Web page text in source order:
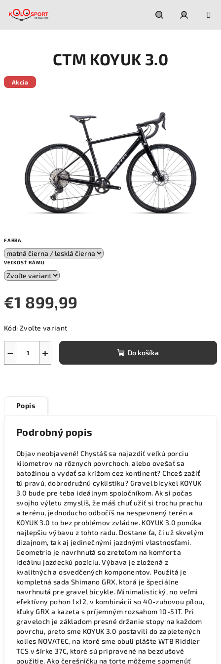
Hľadať
FARBA
VEĽKOSŤ RÁMU
€1 899,99
cena:
Kód: Zvoľte variant
+
− Do košíka
CTM KOYUK 3.0
Akcia
Popis
Podrobný popis
Objav neobjavené! Chystáš sa najazdiť veľkú porciu
kilometrov na rôznych povrchoch, alebo ovešať sa
batožinou a vydať sa krížom cez kontinent? Chceš zažiť
tú pravú, dobrodružnú cyklistiku? Gravel bicykel KOYUK
3.0 bude pre teba ideálnym spoločníkom. Ak si počas
svojho výletu zmyslíš, že máš chuť užiť si trochu prachu
a terénu, jednoducho odbočíš na nespevnený terén a
KOYUK 3.0 to bez problémov zvládne. KOYUK 3.0 ponúka
najlepšiu výbavu z tohto radu. Dostane ťa, či už skvelým
dizajnom, tak aj jedinečnými jazdnými vlastnosťami.
Geometria je navrhnutá so zreteľom na komfort a
ideálnu jazdeckú pozíciu. Výbava je zložená z
kvalitných a osvedčených komponentov. Použitá je
kompletná sada Shimano GRX, ktorá je špeciálne
navrhnutá pre gravel bicykle. Minimalistický, no veľmi
efektívny pohon 1x12, v kombinácii so 40-zubovou pílou,
kľuky GRX a kazeta s príjemným rozsahom 10-51T. Pri
graveloch je základom presné držanie stopy na každom
povrchu, preto sme KOYUK 3.0 postavili do zapletených
kolies NOVATEC, na ktoré sme obuli plášte WTB Riddler
TCS v šírke 37C, ktoré sú pripravené na bezdušové
použitie. Ako čerešničku na torte môžeme spomenúť